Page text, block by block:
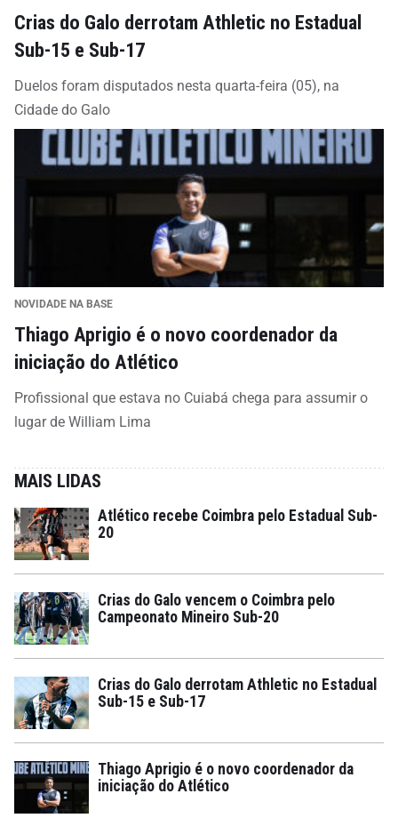
Crias do Galo derrotam Athletic no Estadual
Sub-15 e Sub-17
Duelos foram disputados nesta quarta-feira (05), na
Cidade do Galo
NOVIDADE NA BASE
Thiago Aprigio é o novo coordenador da
iniciação do Atlético
Profissional que estava no Cuiabá chega para assumir o
lugar de William Lima
MAIS LIDAS
Atlético recebe Coimbra pelo Estadual Sub-
20
Crias do Galo vencem o Coimbra pelo
Campeonato Mineiro Sub-20
Crias do Galo derrotam Athletic no Estadual
Sub-15 e Sub-17
Thiago Aprigio é o novo coordenador da
iniciação do Atlético